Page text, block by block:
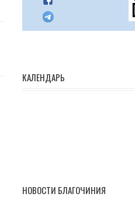
КАЛЕНДАРЬ
НОВОСТИ БЛАГОЧИНИЯ